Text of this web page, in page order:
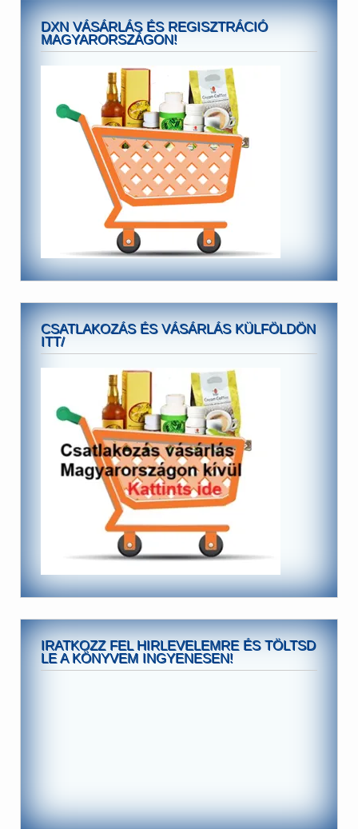
DXN VÁSÁRLÁS ÉS REGISZTRÁCIÓ
MAGYARORSZÁGON!
CSATLAKOZÁS ÉS VÁSÁRLÁS KÜLFÖLDÖN
ITT/
IRATKOZZ FEL HIRLEVELEMRE ÉS TÖLTSD
LE A KÖNYVEM INGYENESEN!